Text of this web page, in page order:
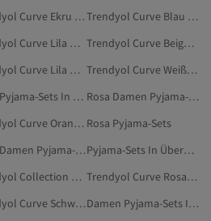
Trendyol Curve Ekru Pyjama-Sets
Trendyol Curve Blau Pyjama-Sets
Trendyol Curve Lila Pyjama-Unterteile In Übergröße
Trendyol Curve Beige Pyjama-Sets
Trendyol Curve Lila Pyjama-Sets
Trendyol Curve Weiß Pyjama-Sets
Rosa Pyjama-Sets In Übergröße
Rosa Damen Pyjama-Sets In Übergröße
Trendyol Curve Orange Pyjama-Sets Rosa Pyjama-Sets
Rosa Damen Pyjama-Sets
Pyjama-Sets In Übergröße
Trendyol Collection Rosa Pyjama-Sets
Trendyol Curve Rosa BHs In Übergröße
Trendyol Curve Schwarz Schlafanzüge
Damen Pyjama-Sets In Übergröße